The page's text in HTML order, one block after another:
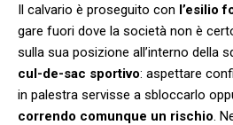
Il calvario è proseguito con l’esilio
gare fuori dove la società non è
sulla sua posizione all’interno della
cul-de-sac sportivo: aspettare
in palestra servisse a sbloccarlo
correndo comunque un rischio.